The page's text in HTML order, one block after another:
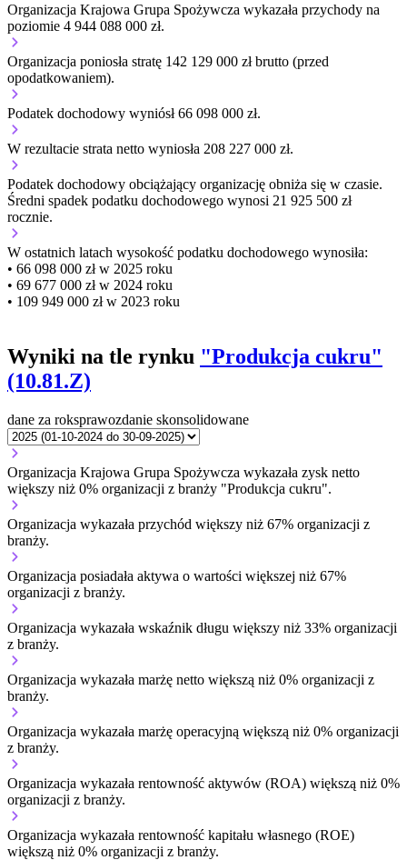
Organizacja Krajowa Grupa Spożywcza wykazała przychody na
poziomie 4 944 088 000 zł.
Organizacja poniosła stratę 142 129 000 zł brutto (przed
opodatkowaniem).
Podatek dochodowy wyniósł 66 098 000 zł.
W rezultacie strata netto wyniosła 208 227 000 zł.
Podatek dochodowy obciążający organizację obniża się w czasie.
Średni spadek podatku dochodowego wynosi 21 925 500 zł
rocznie.
W ostatnich latach wysokość podatku dochodowego wynosiła:
• 66 098 000 zł w 2025 roku
• 69 677 000 zł w 2024 roku
• 109 949 000 zł w 2023 roku
Wyniki na tle rynku "Produkcja cukru"
(10.81.Z)
dane za roksprawozdanie skonsolidowane
Organizacja Krajowa Grupa Spożywcza wykazała zysk netto
większy niż 0% organizacji z branży "Produkcja cukru".
Organizacja wykazała przychód większy niż 67% organizacji z
branży.
Organizacja posiadała aktywa o wartości większej niż 67%
organizacji z branży.
Organizacja wykazała wskaźnik długu większy niż 33% organizacji
z branży.
Organizacja wykazała marżę netto większą niż 0% organizacji z
branży.
Organizacja wykazała marżę operacyjną większą niż 0% organizacji
z branży.
Organizacja wykazała rentowność aktywów (ROA) większą niż 0%
organizacji z branży.
Organizacja wykazała rentowność kapitału własnego (ROE)
większą niż 0% organizacji z branży.